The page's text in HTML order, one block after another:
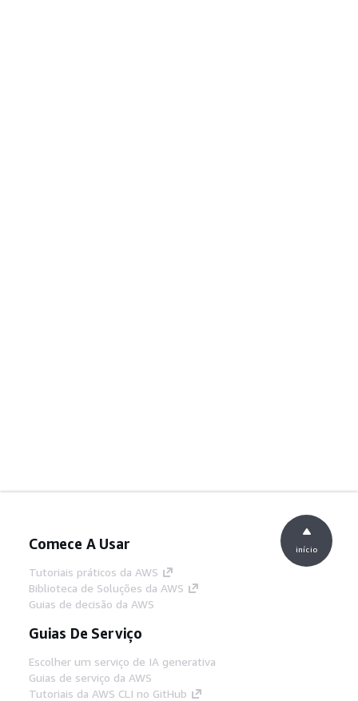
Comece A Usar
Tutoriais práticos da AWS
Biblioteca de Soluções da AWS
Guias de decisão da AWS
Guias De Serviço
Escolher um serviço de IA generativa
Guias de serviço da AWS
Tutoriais da AWS CLI no GitHub
início